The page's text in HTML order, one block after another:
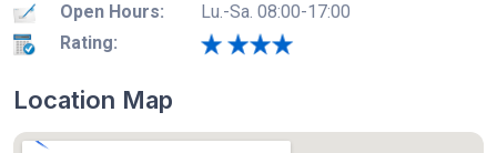
Open Hours:
Lu.-Sa. 08:00-17:00
Rating:
Location Map